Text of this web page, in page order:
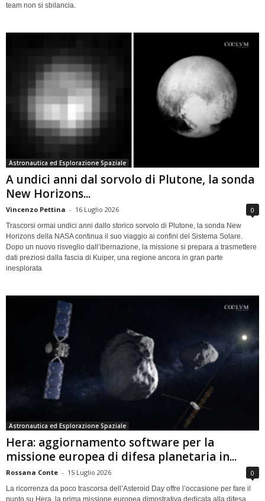
team non si sbilancia.
Astronautica ed Esplorazione Spaziale
A undici anni dal sorvolo di Plutone, la sonda
New Horizons...
Vincenzo Pettina - 16 Luglio 2026 0
Trascorsi ormai undici anni dallo storico sorvolo di Plutone, la sonda New
Horizons della NASA continua il suo viaggio ai confini del Sistema Solare.
Dopo un nuovo risveglio dall’ibernazione, la missione si prepara a trasmettere
dati preziosi dalla fascia di Kuiper, una regione ancora in gran parte
inesplorata
Astronautica ed Esplorazione Spaziale
Hera: aggiornamento software per la
missione europea di difesa planetaria in...
Rossana Conte - 15 Luglio 2026 0
La ricorrenza da poco trascorsa dell’Asteroid Day offre l’occasione per fare il